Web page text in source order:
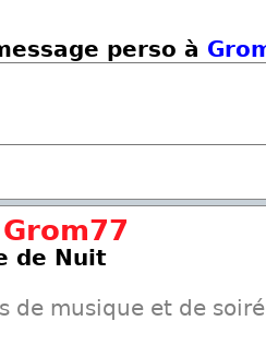
perso à
de Nuit
de musique et de